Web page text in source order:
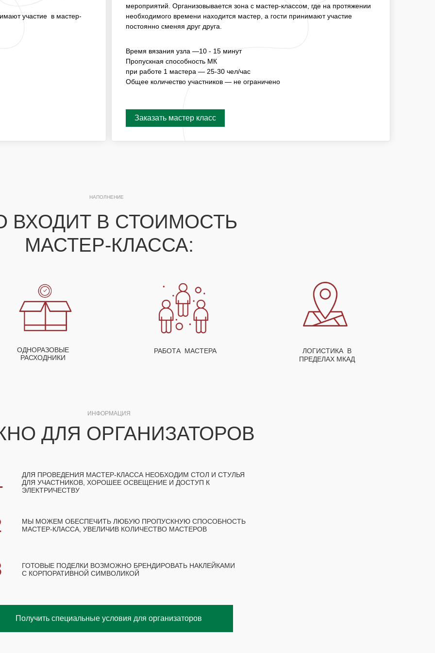
МАСТЕР-КЛАССОМ, ГДЕ НА ПРОТЯЖЕНИИ НЕОБХОДИМОГО ВРЕМЕНИ
НАХОДИТСЯ МАСТЕР, А ГОСТИ ПРИНИМАЮТ УЧАСТИЕ ПОСТОЯННО
СМЕНЯЯ ДРУГ ДРУГА.
ПРОПУСКНАЯ СПОСОБНОСТЬ МК
ПРИ РАБОТЕ 1 МАСТЕРА — 3-5 ЧЕЛ/ЧАС
ОБЩЕЕ КОЛИЧЕСТВО УЧАСТНИКОВ — НЕ ОГРАНИЧЕНО
Заказать мастер класс
Время вязания узла —10 - 15 минут
Пропускная способность МК
при работе 1 мастера — 25-30 чел/час
Общее количество участников — не ограничено
мероприятий. Организовывается зона с мастер-классом, где на протяжении
необходимого времени находится мастер, а гости принимают участие
постоянно сменяя друг друга.
Заказать мастер класс
участие в мастер-
ВХОДИТ В СТОИМОСТЬ
МАСТЕР-КЛАССА:
ДЛЯ ОРГАНИЗАТОРОВ
НАПОЛНЕНИЕ
ОДНОРАЗОВЫЕ
РАСХОДНИКИ
РАБОТА МАСТЕРА
ЛОГИСТИКА В
ПРЕДЕЛАХ МКАД
ИНФОРМАЦИЯ
ДЛЯ ПРОВЕДЕНИЯ МАСТЕР-КЛАССА НЕОБХОДИМ СТОЛ И СТУЛЬЯ
ДЛЯ УЧАСТНИКОВ, ХОРОШЕЕ ОСВЕЩЕНИЕ И ДОСТУП К
ЭЛЕКТРИЧЕСТВУ
МЫ МОЖЕМ ОБЕСПЕЧИТЬ ЛЮБУЮ ПРОПУСКНУЮ СПОСОБНОСТЬ
МАСТЕР-КЛАССА, УВЕЛИЧИВ КОЛИЧЕСТВО МАСТЕРОВ
ГОТОВЫЕ ПОДЕЛКИ ВОЗМОЖНО БРЕНДИРОВАТЬ НАКЛЕЙКАМИ
С КОРПОРАТИВНОЙ СИМВОЛИКОЙ
Получить специальные условия для организаторов